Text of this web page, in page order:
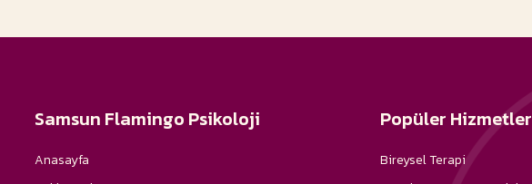
Samsun Flamingo Psikoloji
Anasayfa
Popüler Hizmetler
Bireysel Terapi